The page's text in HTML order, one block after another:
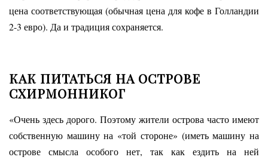
цена соответствующая (обычная цена для кофе в Голландии
2-3 евро). Да и традиция сохраняется.
КАК ПИТАТЬСЯ НА ОСТРОВЕ
СХИРМОННИКОГ
«Очень здесь дорого. Поэтому жители острова часто имеют
собственную машину на «той стороне» (иметь машину на
острове смысла особого нет, так как ездить на ней